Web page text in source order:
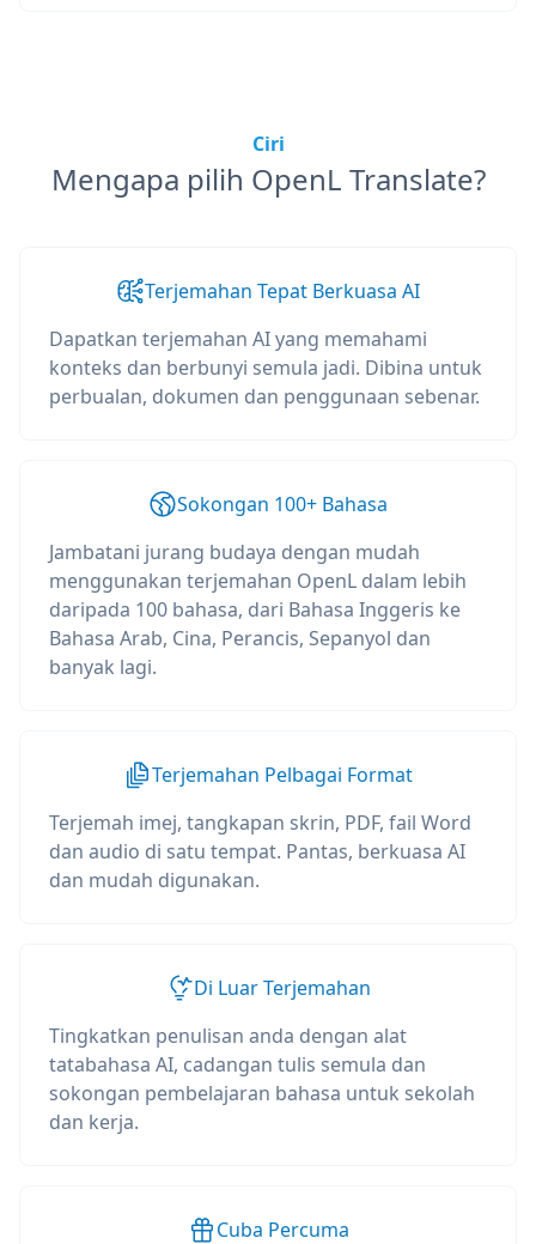
Ciri
Mengapa pilih OpenL Translate?
Terjemahan Tepat Berkuasa AI
Dapatkan terjemahan AI yang memahami
konteks dan berbunyi semula jadi. Dibina untuk
perbualan, dokumen dan penggunaan sebenar.
Sokongan 100+ Bahasa
Jambatani jurang budaya dengan mudah
menggunakan terjemahan OpenL dalam lebih
daripada 100 bahasa, dari Bahasa Inggeris ke
Bahasa Arab, Cina, Perancis, Sepanyol dan
banyak lagi.
Terjemahan Pelbagai Format
Terjemah imej, tangkapan skrin, PDF, fail Word
dan audio di satu tempat. Pantas, berkuasa AI
dan mudah digunakan.
Di Luar Terjemahan
Tingkatkan penulisan anda dengan alat
tatabahasa AI, cadangan tulis semula dan
sokongan pembelajaran bahasa untuk sekolah
dan kerja.
Cuba Percuma